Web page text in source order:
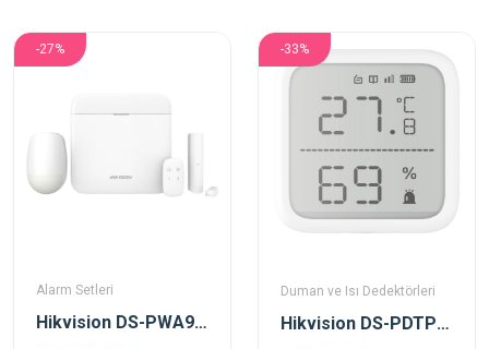
-27%
Alarm Setleri
Hikvision DS-PWA96-Kit-WE Kablosuz Alarm Seti
-33%
Duman ve Isı Dedektörleri
Hikvision DS-PDTPH-E-WE Kablosuz Isı Dedektörü